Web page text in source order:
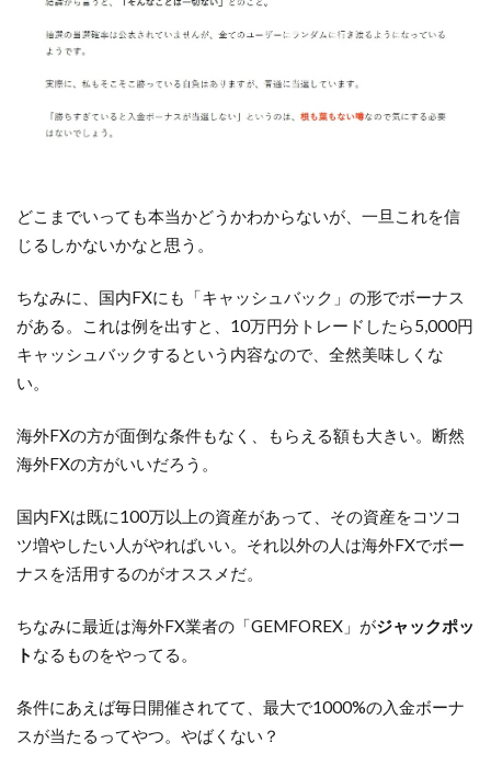
どこまでいっても本当かどうかわからないが、一旦これを信
じるしかないかなと思う。
ちなみに、国内FXにも「キャッシュバック」の形でボーナス
がある。これは例を出すと、10万円分トレードしたら5,000円
キャッシュバックするという内容なので、全然美味しくな
い。
海外FXの方が面倒な条件もなく、もらえる額も大きい。断然
海外FXの方がいいだろう。
国内FXは既に100万以上の資産があって、その資産をコツコ
ツ増やしたい人がやればいい。それ以外の人は海外FXでボー
ナスを活用するのがオススメだ。
ちなみに最近は海外FX業者の「GEMFOREX」がジャックポッ
ト なるものをやってる。
条件にあえば毎日開催されてて、最大で1000%の入金ボーナ
スが当たるってやつ。やばくない？